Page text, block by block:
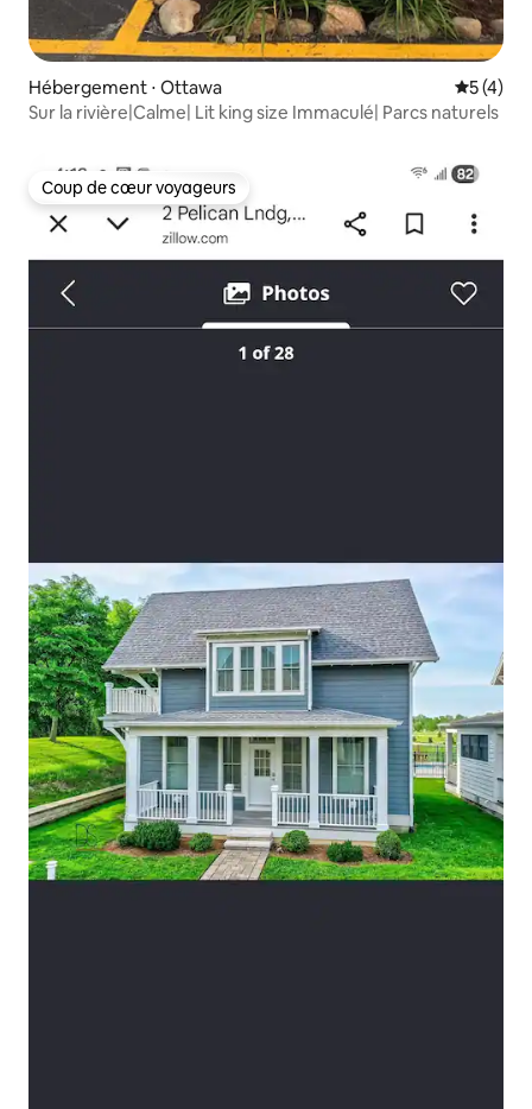
Hébergement ⋅ Ottawa
5 (4)
Sur la rivière|Calme| Lit king size Immaculé| Parcs naturels
Coup de cœur voyageurs
Coup de cœur voyageurs